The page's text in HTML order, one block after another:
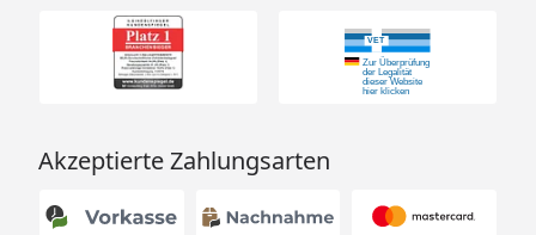
Akzeptierte Zahlungsarten